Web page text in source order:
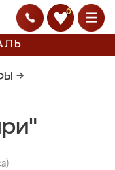
0
→